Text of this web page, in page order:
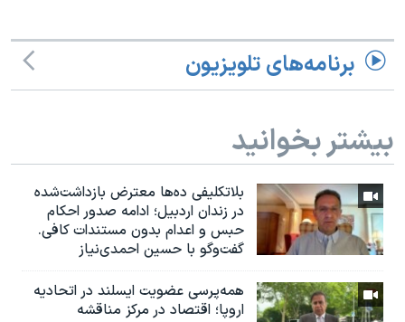
برنامه‌های تلویزیون
بیشتر بخوانید
بلاتکلیفی ده‌ها معترض بازداشت‌شده
در زندان اردبیل؛ ادامه صدور احکام
حبس و اعدام بدون مستندات کافی.
گفت‌وگو با حسین احمدی‌نیاز
همه‌پرسی عضویت ایسلند در اتحادیه
اروپا؛ اقتصاد در مرکز مناقشه